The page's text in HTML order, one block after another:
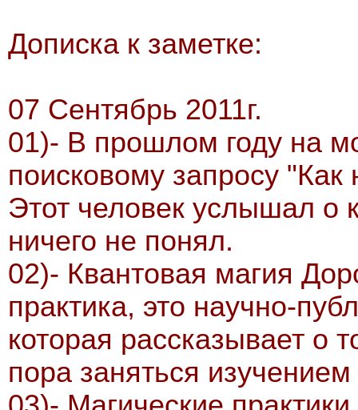
Дописка к заметке:
07 Сентябрь 2011г.
01)- В прошлом году на
поисковому запросу "Как
Этот человек услышал о
ничего не понял.
02)- Квантовая магия
практика, это научно-
которая рассказывает о
пора заняться